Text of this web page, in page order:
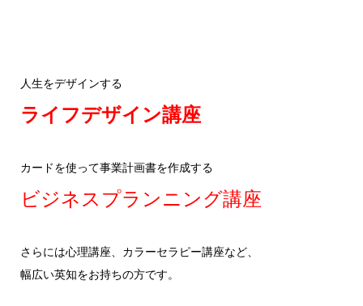
人生をデザインする
ライフデザイン講座
カードを使って事業計画書を作成する
ビジネスプランニング講座
さらには心理講座、カラーセラピー講座など、
幅広い英知をお持ちの方です。